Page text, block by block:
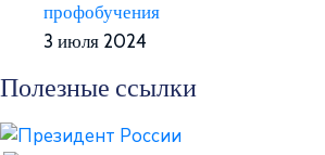
профобучения
3 июля 2024
Полезные ссылки